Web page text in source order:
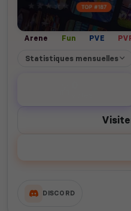
Arene Fun PVE
Statistiques mensuelles
DISCORD